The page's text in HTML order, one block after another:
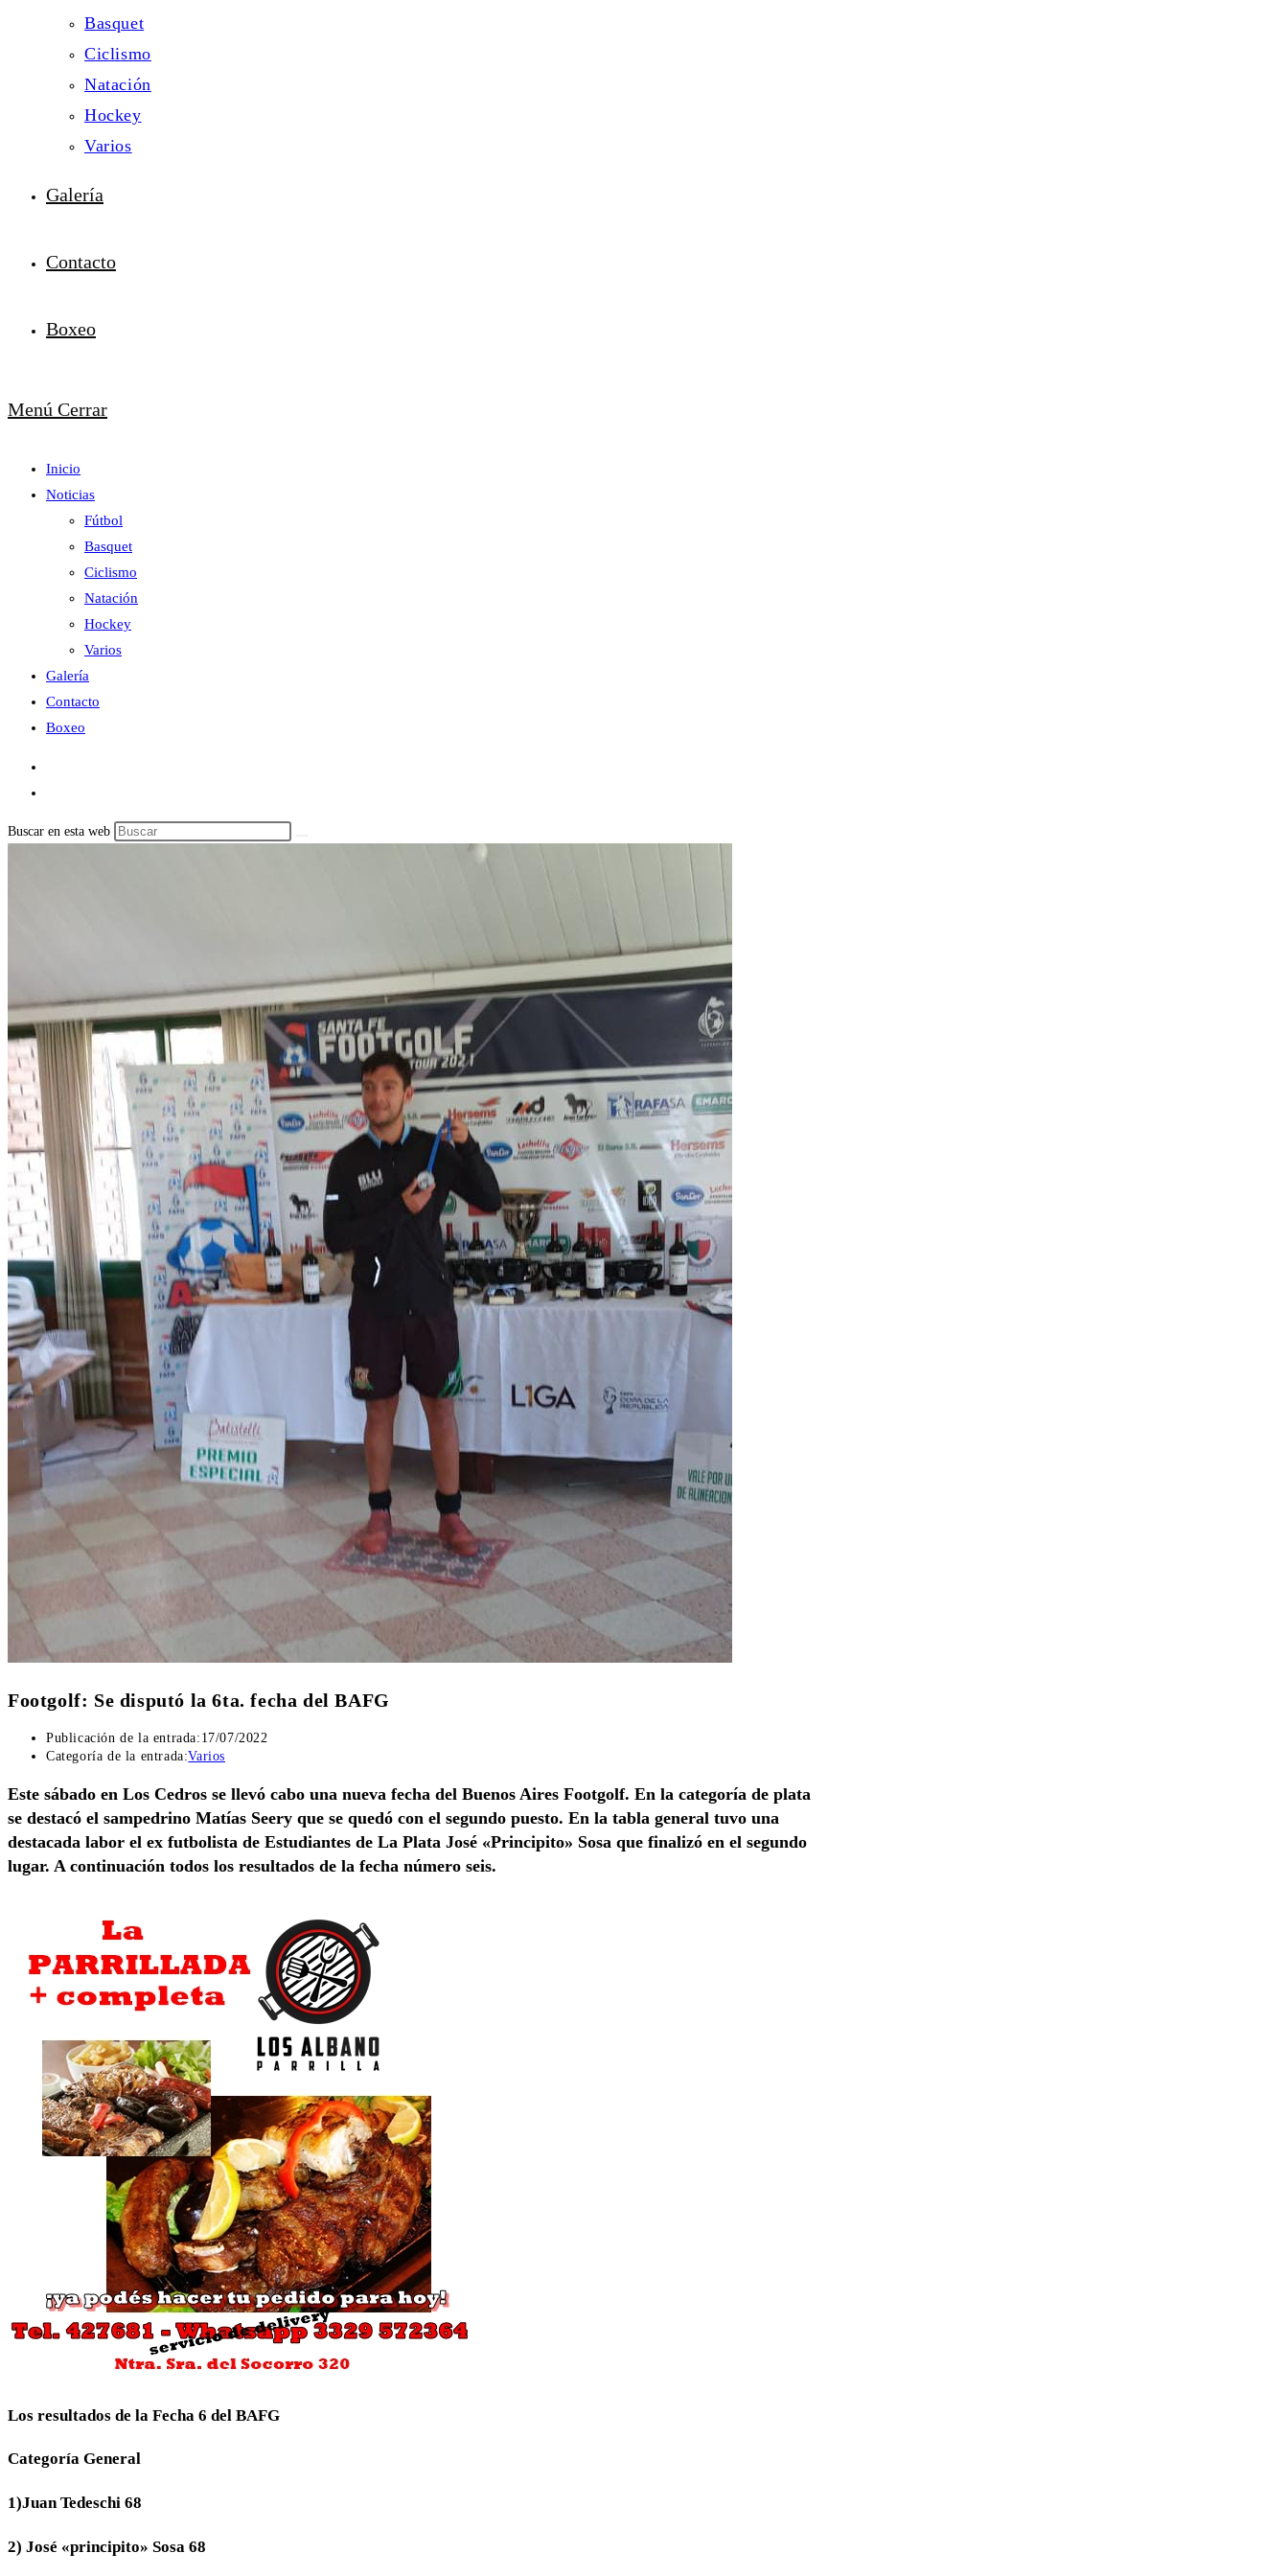
Basquet
Ciclismo
Natación
Hockey
Varios
Galería
Contacto
Boxeo
Menú Cerrar
Inicio
Noticias
Fútbol
Basquet
Ciclismo
Natación
Hockey
Varios
Galería
Contacto
Boxeo
Buscar en esta web
Footgolf: Se disputó la 6ta. fecha del BAFG
Publicación de la entrada: 17/07/2022
Categoría de la entrada:Varios
Este sábado en Los Cedros se llevó cabo una nueva fecha del Buenos Aires Footgolf. En la categoría de plata
se destacó el sampedrino Matías Seery que se quedó con el segundo puesto. En la tabla general tuvo una
destacada labor el ex futbolista de Estudiantes de La Plata José «Principito» Sosa que finalizó en el segundo
lugar. A continuación todos los resultados de la fecha número seis.
Los resultados de la Fecha 6 del BAFG
Categoría General
1)Juan Tedeschi 68
2) José «principito» Sosa 68